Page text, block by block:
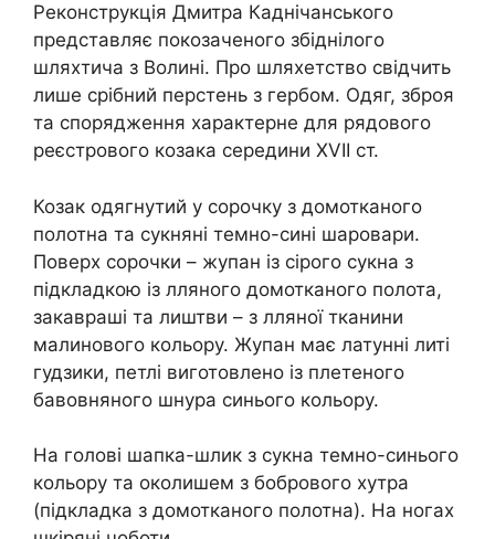
Реконструкція Дмитра Каднічанського
представляє покозаченого збіднілого
шляхтича з Волині. Про шляхетство свідчить
лише срібний перстень з гербом. Одяг, зброя
та спорядження характерне для рядового
реєстрового козака середини XVII ст.
Козак одягнутий у сорочку з домотканого
полотна та сукняні темно-сині шаровари.
Поверх сорочки – жупан із сірого сукна з
підкладкою із лляного домотканого полота,
закавраші та лиштви – з лляної тканини
малинового кольору. Жупан має латунні литі
гудзики, петлі виготовлено із плетеного
бавовняного шнура синього кольору.
На голові шапка-шлик з сукна темно-синього
кольору та околишем з бобрового хутра
(підкладка з домотканого полотна). На ногах